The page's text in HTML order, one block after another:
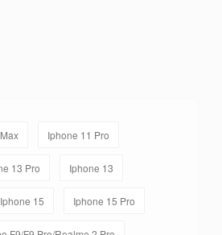
Iphone 11 Pro
13 Pro Iphone 13
Iphone 15 Iphone 15 Pro